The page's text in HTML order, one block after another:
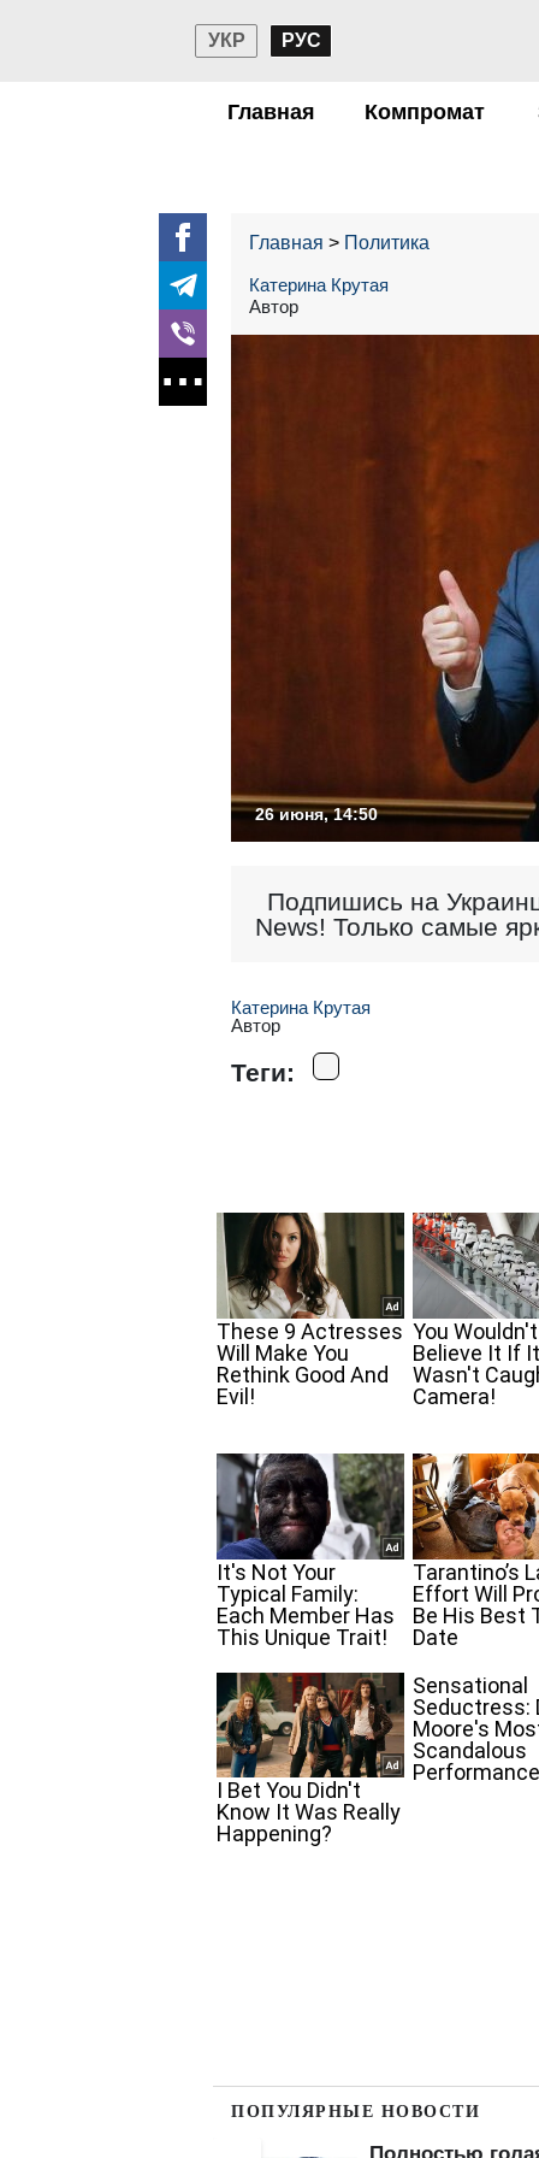
УКР РУС
Главная Компромат
Главная Политика
Катерина Крутая
Автор
26 июня, 14:50
Подпишись на
News! Только самые
Катерина Крутая
Автор
Теги:
ПОПУЛЯРНЫЕ НОВОСТИ